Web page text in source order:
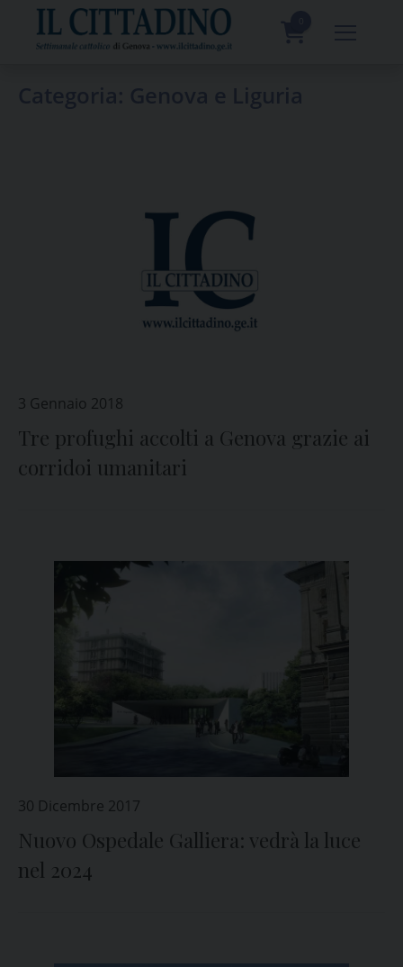
content
3 Gennaio 2018
Tre profughi accolti a Genova grazie ai
corridoi umanitari
30 Dicembre 2017
Nuovo Ospedale Galliera: vedrà la luce
nel 2024